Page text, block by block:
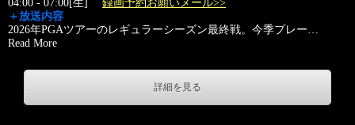
04:00 - 07:00[生] 録画予約お願いメール>>
＋放送内容
2026年PGAツアーのレギュラーシーズン最終戦。今季プレー…
Read More
詳細を見る